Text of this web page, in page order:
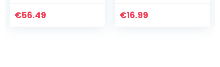
€56.49 €16.99